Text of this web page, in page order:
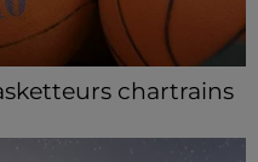
chartrains
club de la région